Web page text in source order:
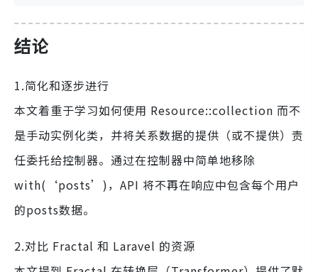
结论
1.简化和逐步进行
本文着重于学习如何使用 Resource::collection 而不
是手动实例化类，并将关系数据的提供（或不提供）责
任委托给控制器。通过在控制器中简单地移除
with(‘posts’)，API 将不再在响应中包含每个用户
的posts数据。
2.对比 Fractal 和 Laravel 的资源